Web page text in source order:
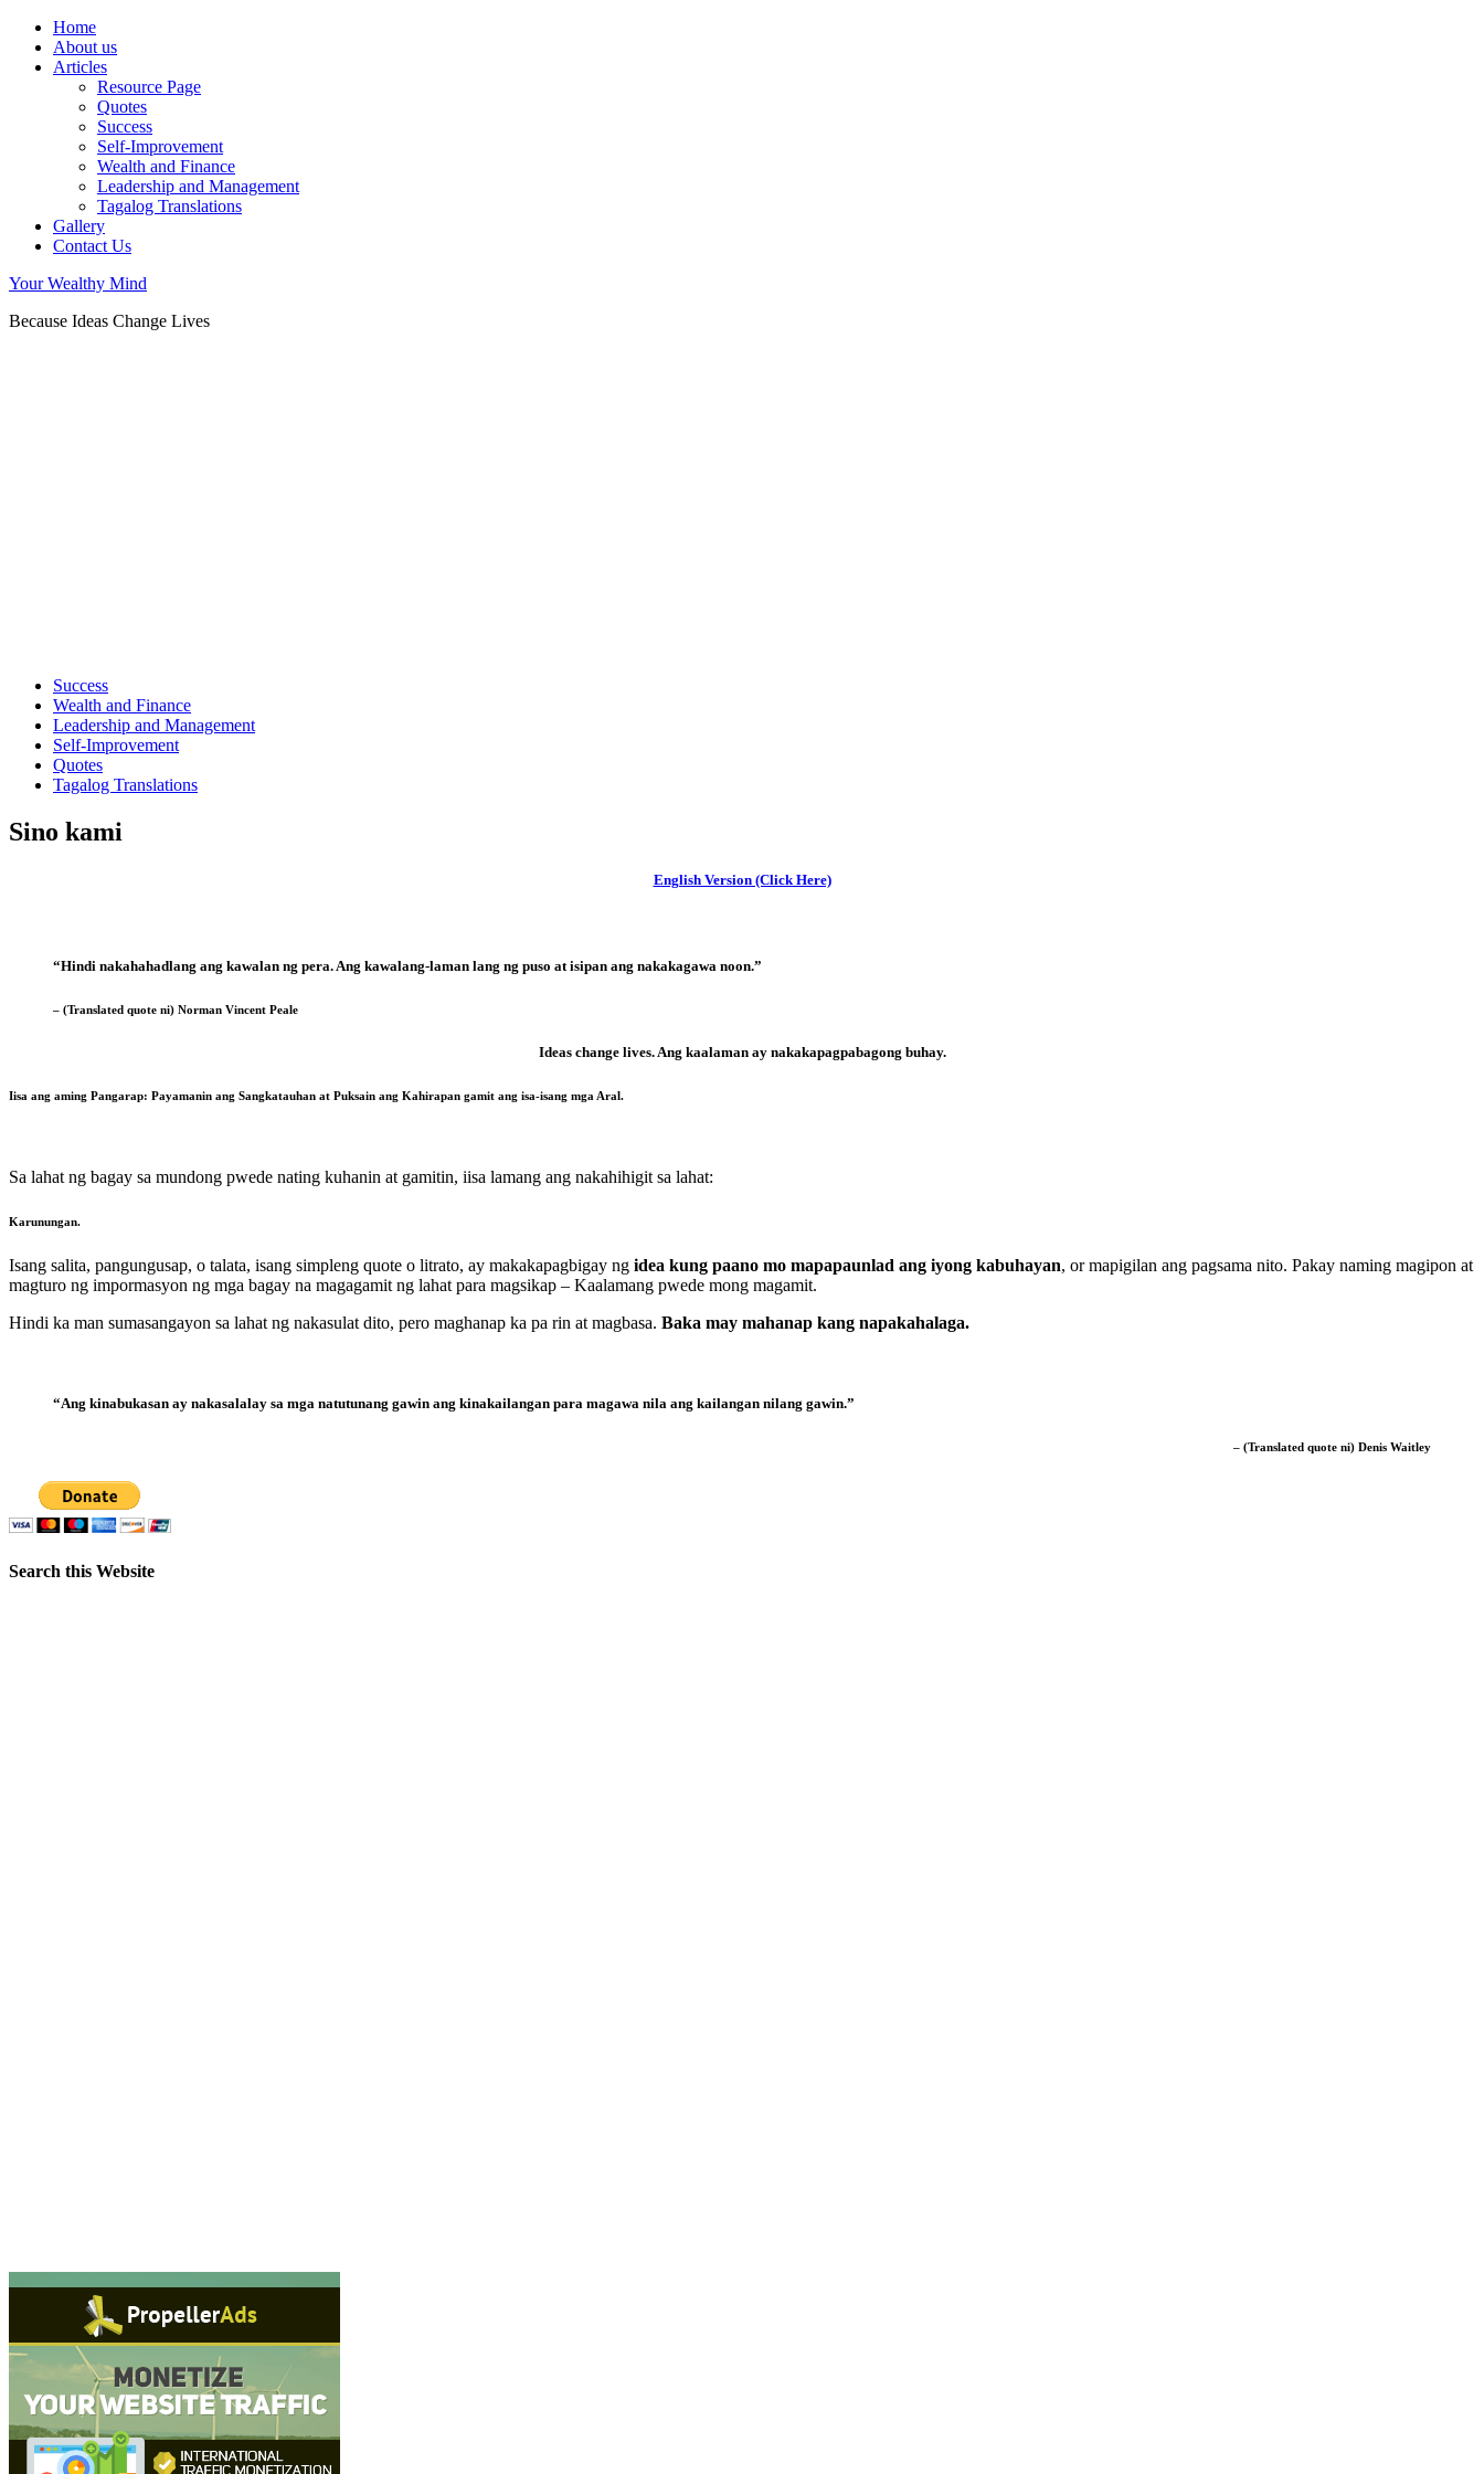
Home
About us
Articles
Resource Page
Quotes
Success
Self-Improvement
Wealth and Finance
Leadership and Management
Tagalog Translations
Gallery
Contact Us
Your Wealthy Mind
Because Ideas Change Lives
Success
Wealth and Finance
Leadership and Management
Self-Improvement
Quotes
Tagalog Translations
Sino kami
English Version (Click Here)
“Hindi nakahahadlang ang kawalan ng pera. Ang kawalang-laman lang ng puso at isipan ang nakakagawa noon.”
– (Translated quote ni) Norman Vincent Peale
Ideas change lives. Ang kaalaman ay nakakapagpabagong buhay.
Iisa ang aming Pangarap: Payamanin ang Sangkatauhan at Puksain ang Kahirapan gamit ang isa-isang mga Aral.
Sa lahat ng bagay sa mundong pwede nating kuhanin at gamitin, iisa lamang ang nakahihigit sa lahat:
Karunungan.
Isang salita, pangungusap, o talata, isang simpleng quote o litrato, ay makakapagbigay ng idea kung paano mo mapapaunlad ang iyong kabuhayan, or mapigilan ang pagsama nito. Pakay naming magipon at
magturo ng impormasyon ng mga bagay na magagamit ng lahat para magsikap – Kaalamang pwede mong magamit.
Hindi ka man sumasangayon sa lahat ng nakasulat dito, pero maghanap ka pa rin at magbasa. Baka may mahanap kang napakahalaga.
“Ang kinabukasan ay nakasalalay sa mga natutunang gawin ang kinakailangan para magawa nila ang kailangan nilang gawin.”
– (Translated quote ni) Denis Waitley
Search this Website